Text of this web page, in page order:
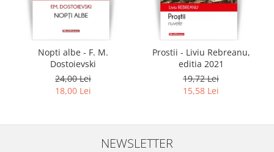
Nopti albe - F. M.
Dostoievski
24,00 Lei
18,00 Lei
Prostii - Liviu Rebreanu,
editia 2021
19,72 Lei
15,58 Lei
NEWSLETTER